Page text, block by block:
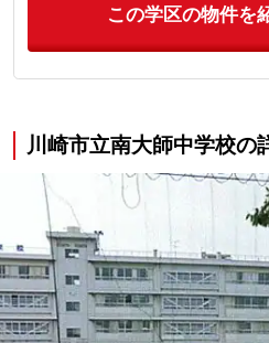
この学区の物件を
川崎市立南大師中学校の